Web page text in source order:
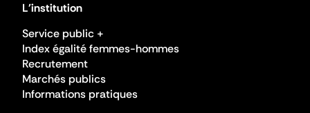
L'institution
Service public +
Index égalité femmes-hommes
Recrutement
Marchés publics
Informations pratiques